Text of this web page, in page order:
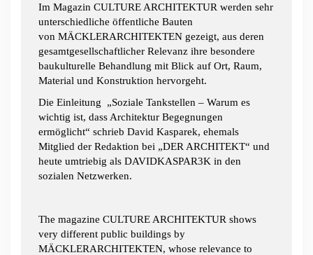
Im Magazin CULTURE ARCHITEKTUR werden sehr
unterschiedliche öffentliche Bauten
von MÄCKLERARCHITEKTEN gezeigt, aus deren
gesamtgesellschaftlicher Relevanz ihre besondere
baukulturelle Behandlung mit Blick auf Ort, Raum,
Material und Konstruktion hervorgeht.
Die Einleitung „Soziale Tankstellen – Warum es
wichtig ist, dass Architektur Begegnungen
ermöglicht“ schrieb David Kasparek, ehemals
Mitglied der Redaktion bei „DER ARCHITEKT“ und
heute umtriebig als DAVIDKASPAR3K in den
sozialen Netzwerken.
The magazine CULTURE ARCHITEKTUR shows
very different public buildings by
MÄCKLERARCHITEKTEN, whose relevance to